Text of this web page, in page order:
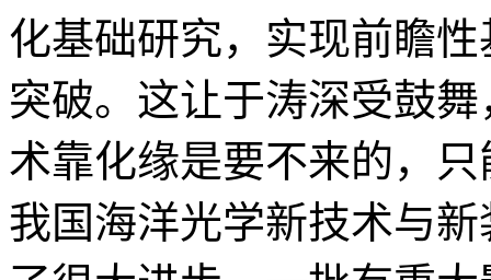
化基础研究，实现前瞻
突破。这让于涛深受鼓
术靠化缘是要不来的，
我国海洋光学新技术与